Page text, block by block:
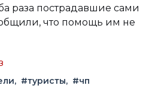
раза пострадавшие сами
что помощь им не
#туристы #чп